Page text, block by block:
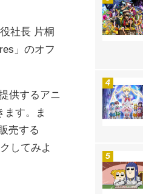
社長 片桐
」のオフ
供するアニ
ます。ま
売する
してみよ